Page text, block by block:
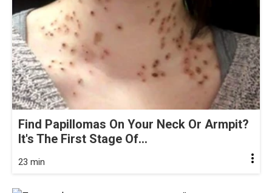
Find Papillomas On Your Neck Or Armpit?
It's The First Stage Of...
23 min